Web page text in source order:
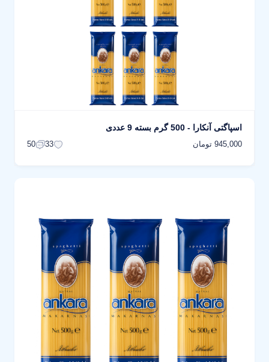
اسپاگتی آنکارا - 500 گرم بسته 9 عددی
945,000 تومان 33
50